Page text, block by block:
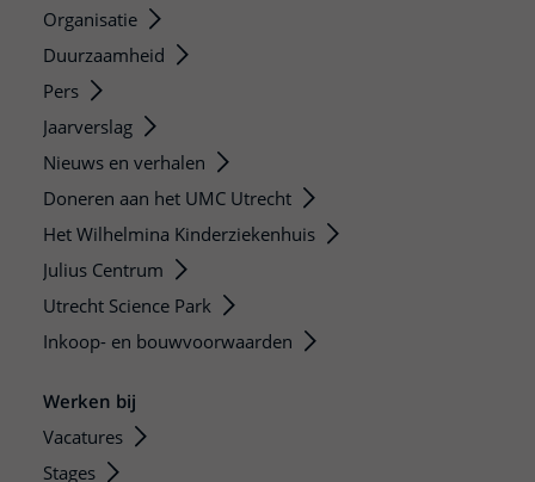
Organisatie
Duurzaamheid
Pers
Jaarverslag
Nieuws en verhalen
Doneren aan het UMC Utrecht
Het Wilhelmina Kinderziekenhuis
Julius Centrum
Utrecht Science Park
Inkoop- en bouwvoorwaarden
Werken bij
Vacatures
Stages